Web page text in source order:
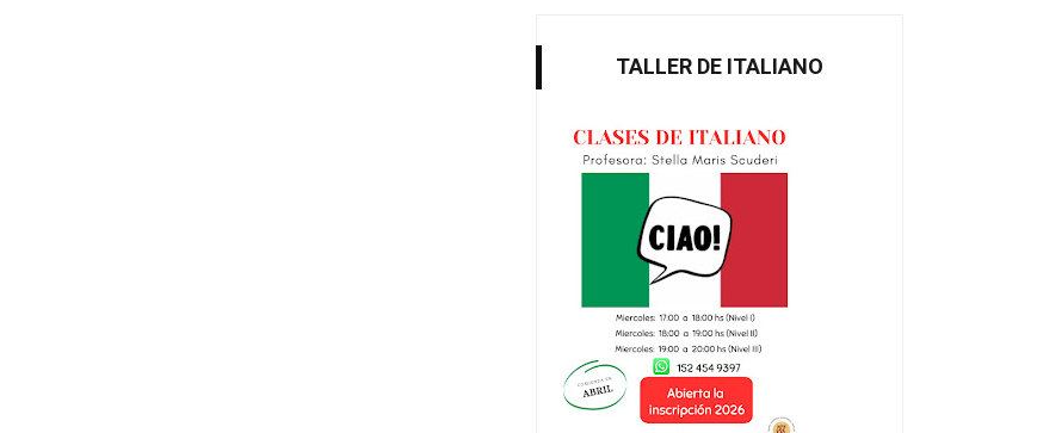
TALLER DE ITALIANO